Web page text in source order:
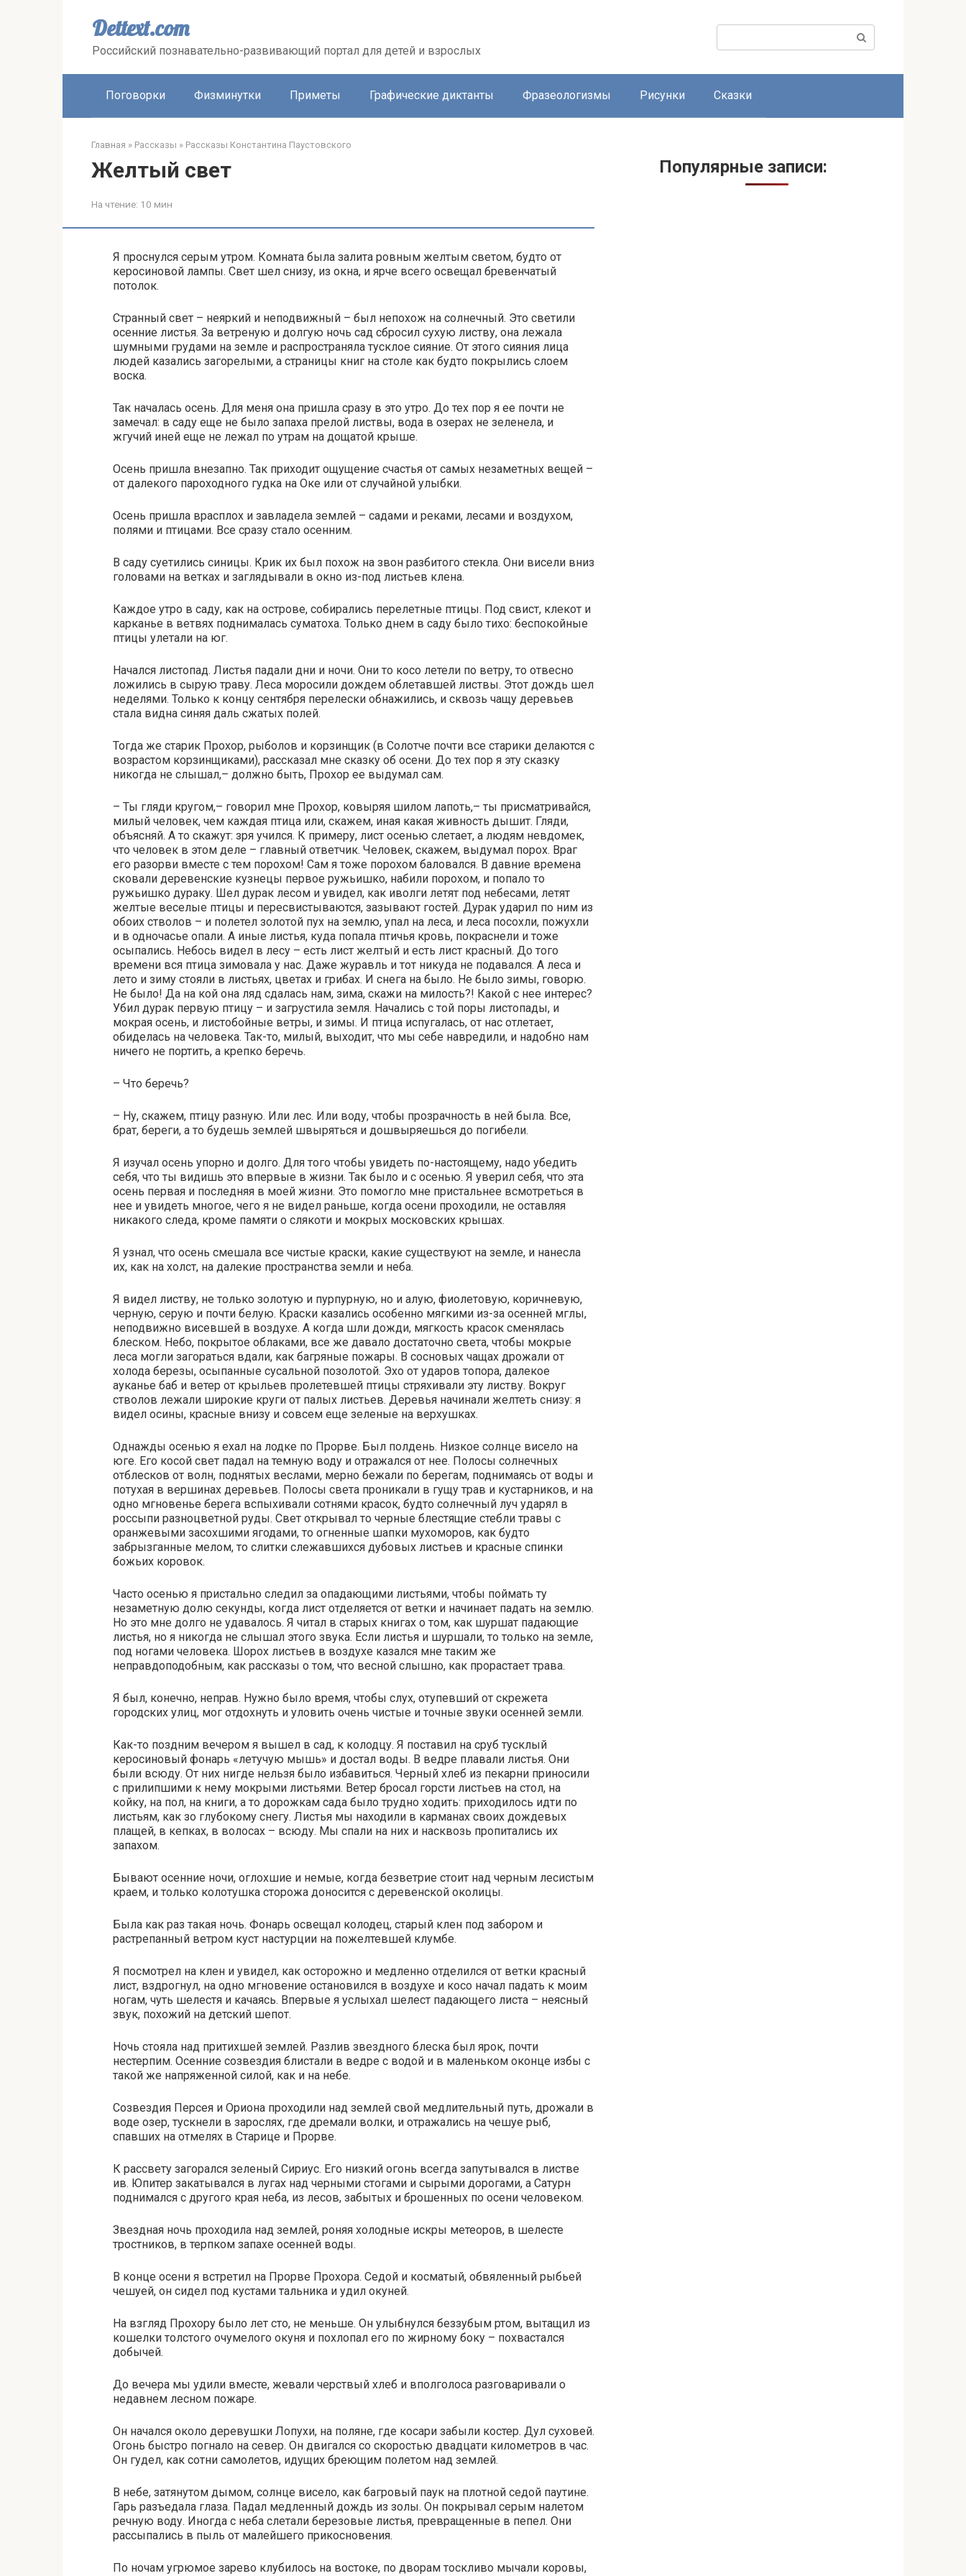
Dettext.com
Российский познавательно-развивающий портал для детей и взрослых
Поиск:
Поговорки Физминутки Приметы Графические диктанты Фразеологизмы Рисунки Сказки
Главная » Рассказы » Рассказы Константина Паустовского
Желтый свет
На чтение: 10 мин
Я проснулся серым утром. Комната была залита ровным желтым светом, будто от
керосиновой лампы. Свет шел снизу, из окна, и ярче всего освещал бревенчатый
потолок.
Странный свет – неяркий и неподвижный – был непохож на солнечный. Это светили
осенние листья. За ветреную и долгую ночь сад сбросил сухую листву, она лежала
шумными грудами на земле и распространяла тусклое сияние. От этого сияния лица
людей казались загорелыми, а страницы книг на столе как будто покрылись слоем
воска.
Так началась осень. Для меня она пришла сразу в это утро. До тех пор я ее почти не
замечал: в саду еще не было запаха прелой листвы, вода в озерах не зеленела, и
жгучий иней еще не лежал по утрам на дощатой крыше.
Осень пришла внезапно. Так приходит ощущение счастья от самых незаметных вещей –
от далекого пароходного гудка на Оке или от случайной улыбки.
Осень пришла врасплох и завладела землей – садами и реками, лесами и воздухом,
полями и птицами. Все сразу стало осенним.
В саду суетились синицы. Крик их был похож на звон разбитого стекла. Они висели вниз
головами на ветках и заглядывали в окно из-под листьев клена.
Каждое утро в саду, как на острове, собирались перелетные птицы. Под свист, клекот и
карканье в ветвях поднималась суматоха. Только днем в саду было тихо: беспокойные
птицы улетали на юг.
Начался листопад. Листья падали дни и ночи. Они то косо летели по ветру, то отвесно
ложились в сырую траву. Леса моросили дождем облетавшей листвы. Этот дождь шел
неделями. Только к концу сентября перелески обнажились, и сквозь чащу деревьев
стала видна синяя даль сжатых полей.
Тогда же старик Прохор, рыболов и корзинщик (в Солотче почти все старики делаются с
возрастом корзинщиками), рассказал мне сказку об осени. До тех пор я эту сказку
никогда не слышал,– должно быть, Прохор ее выдумал сам.
– Ты гляди кругом,– говорил мне Прохор, ковыряя шилом лапоть,– ты присматривайся,
милый человек, чем каждая птица или, скажем, иная какая живность дышит. Гляди,
объясняй. А то скажут: зря учился. К примеру, лист осенью слетает, а людям невдомек,
что человек в этом деле – главный ответчик. Человек, скажем, выдумал порох. Враг
его разорви вместе с тем порохом! Сам я тоже порохом баловался. В давние времена
сковали деревенские кузнецы первое ружьишко, набили порохом, и попало то
ружьишко дураку. Шел дурак лесом и увидел, как иволги летят под небесами, летят
желтые веселые птицы и пересвистываются, зазывают гостей. Дурак ударил по ним из
обоих стволов – и полетел золотой пух на землю, упал на леса, и леса посохли, пожухли
и в одночасье опали. А иные листья, куда попала птичья кровь, покраснели и тоже
осыпались. Небось видел в лесу – есть лист желтый и есть лист красный. До того
времени вся птица зимовала у нас. Даже журавль и тот никуда не подавался. А леса и
лето и зиму стояли в листьях, цветах и грибах. И снега на было. Не было зимы, говорю.
Не было! Да на кой она ляд сдалась нам, зимa, скажи на милость?! Какой с нее интерес?
Убил дурак первую птицу – и загрустила земля. Начались с той поры листопады, и
мокрая осень, и листобойные ветры, и зимы. И птица испугалась, от нас отлетает,
обиделась на человека. Так-то, милый, выходит, что мы себе навредили, и надобно нам
ничего не портить, а крепко беречь.
– Что беречь?
– Ну, скажем, птицу разную. Или лес. Или воду, чтобы прозрачность в ней была. Все,
брат, береги, а то будешь землей швыряться и дошвыряешься до погибели.
Я изучал осень упорно и долго. Для того чтобы увидеть по-настоящему, надо убедить
себя, что ты видишь это впервые в жизни. Так было и с осенью. Я уверил себя, что эта
осень первая и последняя в моей жизни. Это помогло мне пристальнее всмотреться в
нее и увидеть многое, чего я не видел раньше, когда осени проходили, не оставляя
никакого следа, кроме памяти о слякоти и мокрых московских крышах.
Я узнал, что осень смешала все чистые краски, какие существуют на земле, и нанесла
их, как на холст, на далекие пространства земли и неба.
Я видел листву, не только золотую и пурпурную, но и алую, фиолетовую, коричневую,
черную, серую и почти белую. Краски казались особенно мягкими из-за осенней мглы,
неподвижно висевшей в воздухе. А когда шли дожди, мягкость красок сменялась
блеском. Небо, покрытое облаками, все же давало достаточно света, чтобы мокрые
леса могли загораться вдали, как багряные пожары. В сосновых чащах дрожали от
холода березы, осыпанные сусальной позолотой. Эхо от ударов топора, далекое
ауканье баб и ветер от крыльев пролетевшей птицы стряхивали эту листву. Вокруг
стволов лежали широкие круги от палых листьев. Деревья начинали желтеть снизу: я
видел осины, красные внизу и совсем еще зеленые на верхушках.
Однажды осенью я ехал на лодке по Прорве. Был полдень. Низкое солнце висело на
юге. Его косой свет падал на темную воду и отражался от нее. Полосы солнечных
отблесков от волн, поднятых веслами, мерно бежали по берегам, поднимаясь от воды и
потухая в вершинах деревьев. Полосы света проникали в гущу трав и кустарников, и на
одно мгновенье берега вспыхивали сотнями красок, будто солнечный луч ударял в
россыпи разноцветной руды. Свет открывал то черные блестящие стебли травы с
оранжевыми засохшими ягодами, то огненные шапки мухоморов, как будто
забрызганные мелом, то слитки слежавшихся дубовых листьев и красные спинки
божьих коровок.
Часто осенью я пристально следил за опадающими листьями, чтобы поймать ту
незаметную долю секунды, когда лист отделяется от ветки и начинает падать на землю.
Но это мне долго не удавалось. Я читал в старых книгах о том, как шуршат падающие
листья, но я никогда не слышал этого звука. Если листья и шуршали, то только на земле,
под ногами человека. Шорох листьев в воздухе казался мне таким же
неправдоподобным, как рассказы о том, что весной слышно, как прорастает трава.
Я был, конечно, неправ. Нужно было время, чтобы слух, отупевший от скрежета
городских улиц, мог отдохнуть и уловить очень чистые и точные звуки осенней земли.
Как-то поздним вечером я вышел в сад, к колодцу. Я поставил на сруб тусклый
керосиновый фонарь «летучую мышь» и достал воды. В ведре плавали листья. Они
были всюду. От них нигде нельзя было избавиться. Черный хлеб из пекарни приносили
с прилипшими к нему мокрыми листьями. Ветер бросал горсти листьев на стол, на
койку, на пол, на книги, а то дорожкам сада было трудно ходить: приходилось идти по
листьям, как зо глубокому снегу. Листья мы находили в карманах своих дождевых
плащей, в кепках, в волосах – всюду. Мы спали на них и насквозь пропитались их
запахом.
Бывают осенние ночи, оглохшие и немые, когда безветрие стоит над черным лесистым
краем, и только колотушка сторожа доносится с деревенской околицы.
Была как раз такая ночь. Фонарь освещал колодец, старый клен под забором и
растрепанный ветром куст настурции на пожелтевшей клумбе.
Я посмотрел на клен и увидел, как осторожно и медленно отделился от ветки красный
лист, вздрогнул, на одно мгновение остановился в воздухе и косо начал падать к моим
ногам, чуть шелестя и качаясь. Впервые я услыхал шелест падающего листа – неясный
звук, похожий на детский шепот.
Ночь стояла над притихшей землей. Разлив звездного блеска был ярок, почти
нестерпим. Осенние созвездия блистали в ведре с водой и в маленьком оконце избы с
такой же напряженной силой, как и на небе.
Созвездия Персея и Ориона проходили над землей свой медлительный путь, дрожали в
воде озер, тускнели в зарослях, где дремали волки, и отражались на чешуе рыб,
спавших на отмелях в Старице и Прорве.
К рассвету загорался зеленый Сириус. Его низкий огонь всегда запутывался в листве
ив. Юпитер закатывался в лугах над черными стогами и сырыми дорогами, а Сатурн
поднимался с другого края неба, из лесов, забытых и брошенных по осени человеком.
Звездная ночь проходила над землей, роняя холодные искры метеоров, в шелесте
тростников, в терпком запахе осенней воды.
В конце осени я встретил на Прорве Прохора. Седой и косматый, обвяленный рыбьей
чешуей, он сидел под кустами тальника и удил окуней.
На взгляд Прохору было лет сто, не меньше. Он улыбнулся беззубым ртом, вытащил из
кошелки толстого очумелого окуня и похлопал его по жирному боку – похвастался
добычей.
До вечера мы удили вместе, жевали черствый хлеб и вполголоса разговаривали о
недавнем лесном пожаре.
Он начался около деревушки Лопухи, на поляне, где косари забыли костер. Дул суховей.
Огонь быстро погнало на север. Он двигался со скоростью двадцати километров в час.
Он гудел, как сотни самолетов, идущих бреющим полетом над землей.
В небе, затянутом дымом, солнце висело, как багровый паук на плотной седой паутине.
Гарь разъедала глаза. Падал медленный дождь из золы. Он покрывал серым налетом
речную воду. Иногда с неба слетали березовые листья, превращенные в пепел. Они
рассыпались в пыль от малейшего прикосновения.
По ночам угрюмое зарево клубилось на востоке, по дворам тоскливо мычали коровы,
Популярные записи: